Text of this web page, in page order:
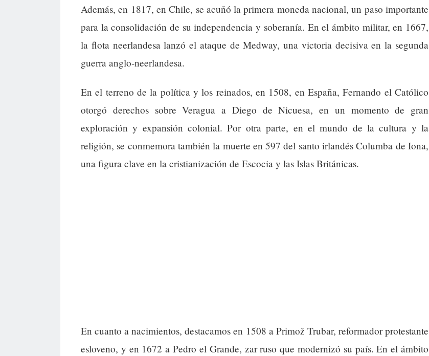
Además, en 1817, en Chile, se acuñó la primera moneda nacional, un paso importante
para la consolidación de su independencia y soberanía. En el ámbito militar, en 1667,
la flota neerlandesa lanzó el ataque de Medway, una victoria decisiva en la segunda
guerra anglo-neerlandesa.
En el terreno de la política y los reinados, en 1508, en España, Fernando el Católico
otorgó derechos sobre Veragua a Diego de Nicuesa, en un momento de gran
exploración y expansión colonial. Por otra parte, en el mundo de la cultura y la
religión, se conmemora también la muerte en 597 del santo irlandés Columba de Iona,
una figura clave en la cristianización de Escocia y las Islas Británicas.
En cuanto a nacimientos, destacamos en 1508 a Primož Trubar, reformador protestante
esloveno, y en 1672 a Pedro el Grande, zar ruso que modernizó su país. En el ámbito